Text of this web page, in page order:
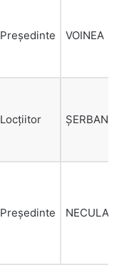
Președinte VOINEA
Locțiitor ŞERBAN
Președinte NECULAI